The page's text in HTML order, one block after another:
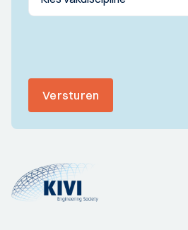
Versturen